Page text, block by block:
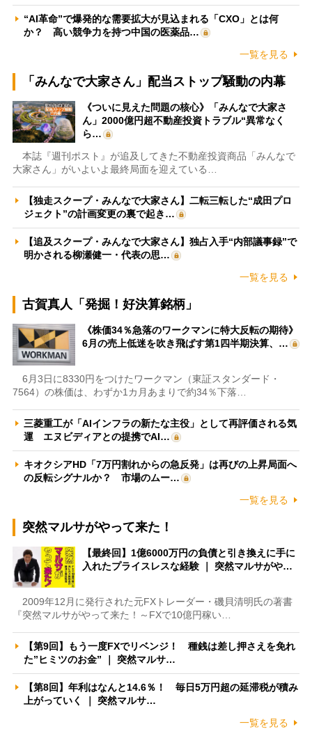
“AI革命”で爆発的な需要拡大が見込まれる「CXO」とは何
か？ 高い競争力を持つ中国の医薬品…
一覧を見る
「みんなで大家さん」配当ストップ騒動の内幕
《ついに見えた問題の核心》「みんなで大家さ
ん」2000億円超不動産投資トラブル“異常なく
ら…
本誌『週刊ポスト』が追及してきた不動産投資商品「みんなで
大家さん」がいよいよ最終局面を迎えている…
【独走スクープ・みんなで大家さん】二転三転した“成田プロ
ジェクト”の計画変更の裏で起き…
【追及スクープ・みんなで大家さん】独占入手“内部議事録”で
明かされる柳瀬健一・代表の思…
一覧を見る
古賀真人「発掘！好決算銘柄」
《株価34％急落のワークマンに特大反転の期待》
6月の売上低迷を吹き飛ばす第1四半期決算、…
6月3日に8330円をつけたワークマン（東証スタンダード・
7564）の株価は、わずか1カ月あまりで約34％下落…
三菱重工が「AIインフラの新たな主役」として再評価される気
運 エヌビディアとの提携でAI…
キオクシアHD「7万円割れからの急反発」は再びの上昇局面へ
の反転シグナルか？ 市場のムー…
一覧を見る
突然マルサがやって来た！
【最終回】1億6000万円の負債と引き換えに手に
入れたプライスレスな経験 ｜ 突然マルサがや…
2009年12月に発行された元FXトレーダー・磯貝清明氏の著書
『突然マルサがやって来た！～FXで10億円稼い…
【第9回】もう一度FXでリベンジ！ 種銭は差し押さえを免れ
た”ヒミツのお金” ｜ 突然マルサ…
【第8回】年利はなんと14.6％！ 毎日5万円超の延滞税が積み
上がっていく ｜ 突然マルサ…
一覧を見る